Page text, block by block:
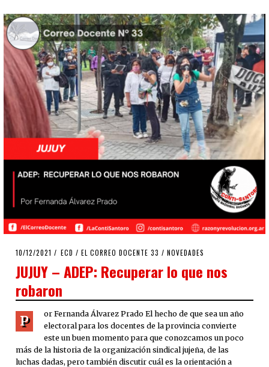
POSTED
10/12/2021 10/12/2021
ECD / EL CORREO DOCENTE 33 / NOVEDADES
JUJUY – ADEP: Recuperar lo que nos
robaron
P
or Fernanda Álvarez Prado El hecho de que sea un año
electoral para los docentes de la provincia convierte
este un buen momento para que conozcamos un poco
más de la historia de la organización sindical jujeña, de las
luchas dadas, pero también discutir cuál es la orientación a